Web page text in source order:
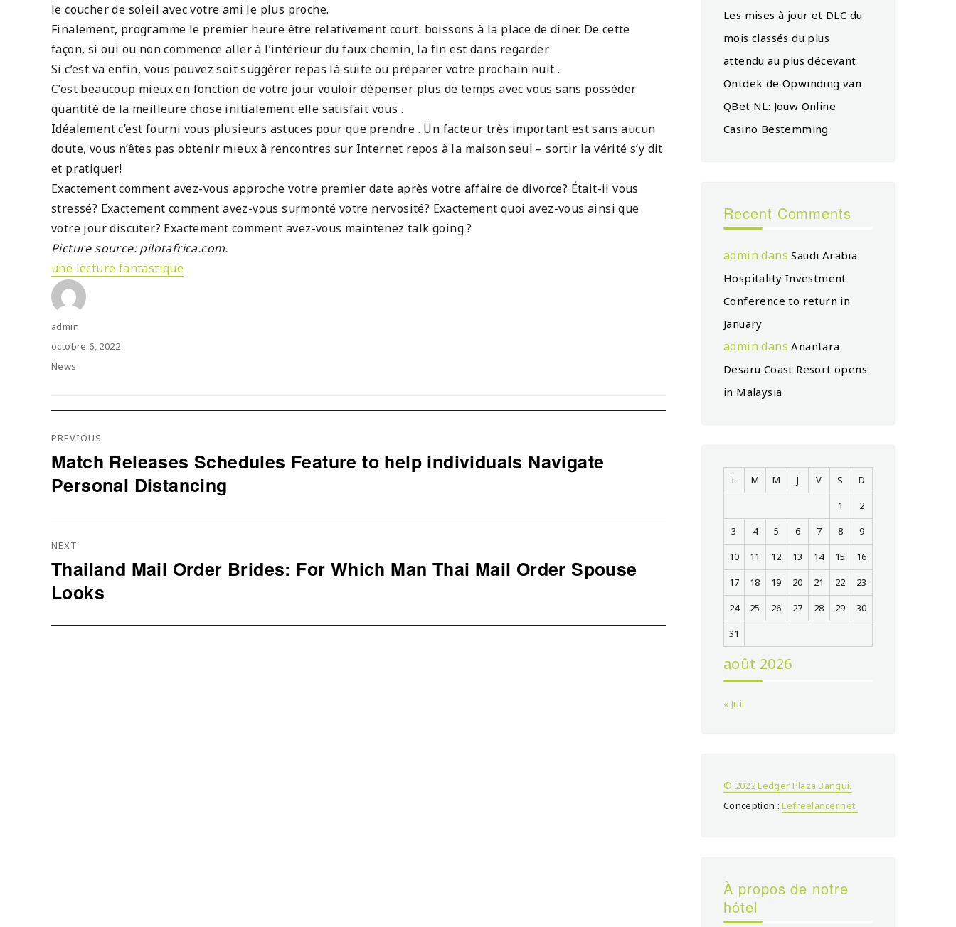
le coucher de soleil avec votre ami le plus proche.
Finalement, programme le premier heure être relativement court: boissons à la place de dîner. De cette
façon, si oui ou non commence aller à l’intérieur du faux chemin, la fin est dans regarder.
Si c’est va enfin, vous pouvez soit suggérer repas là suite ou préparer votre prochain nuit .
C’est beaucoup mieux en fonction de votre jour vouloir dépenser plus de temps avec vous sans posséder
quantité de la meilleure chose initialement elle satisfait vous .
Idéalement c’est fourni vous plusieurs astuces pour que prendre . Un facteur très important est sans aucun
doute, vous n’êtes pas obtenir mieux à rencontres sur Internet repos à la maison seul – sortir la vérité s’y dit
et pratiquer!
Exactement comment avez-vous approche votre premier date après votre affaire de divorce? Était-il vous
stressé? Exactement comment avez-vous surmonté votre nervosité? Exactement quoi avez-vous ainsi que
votre jour discuter? Exactement comment avez-vous maintenez talk going ?
Picture source: pilotafrica.com.
une lecture fantastique
Author
admin
Posted
on
octobre 6, 2022
Categories
News
De
L’article
PREVIOUS
Previous
post:
Match Releases Schedules Feature to help individuals Navigate
Personal Distancing
NEXT
Next
post:
Thailand Mail Order Brides: For Which Man Thai Mail Order Spouse
Looks
Les mises à jour et DLC du
mois classés du plus
attendu au plus décevant
Ontdek de Opwinding van
QBet NL: Jouw Online
Casino Bestemming
Recent Comments
admin dansSaudi Arabia
Hospitality Investment
Conference to return in
January
admin dansAnantara
Desaru Coast Resort opens
in Malaysia
août 2026
L M M J V S
D
1
2
3
4 5 6 7 8
9
10
11 12 13 14 15
16
17
18 19 20 21 22
23
24
25 26 27 28 29
30
31
« Juil
© 2022 Ledger Plaza Bangui.
Conception :Lefreelancer.net.
À propos de notre
hôtel